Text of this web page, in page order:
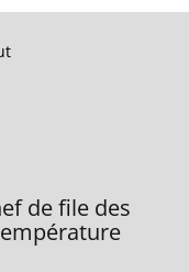
de file des